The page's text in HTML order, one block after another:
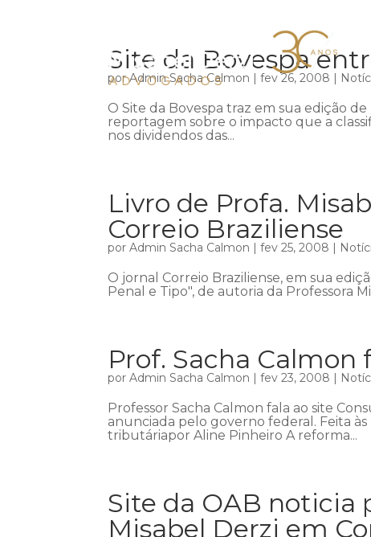
Site da Bovespa
porAdmin Sacha Calmon |fev 26, 2008 |
O Site da Bovespa traz em sua edição
reportagem sobre o impacto que a
nos dividendos das...
Livro de Profa.
Correio Braziliense
porAdmin Sacha Calmon |fev 25, 2008 |
O jornal Correio Braziliense, em sua
Penal e Tipo", de autoria da Professora
Prof. Sacha
porAdmin Sacha Calmon |fev 23, 2008 |
Professor Sacha Calmon fala ao site
anunciada pelo governo federal. Feita
tributáriapor Aline Pinheiro A reforma...
Site da OAB noticia
Misabel Derzi em